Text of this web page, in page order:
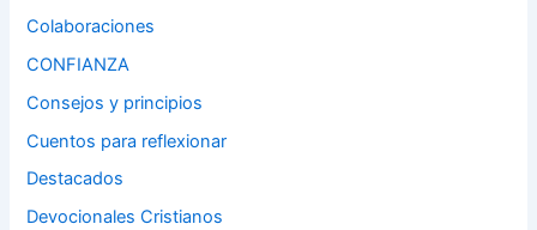
Colaboraciones
CONFIANZA
Consejos y principios
Cuentos para reflexionar
Destacados
Devocionales Cristianos